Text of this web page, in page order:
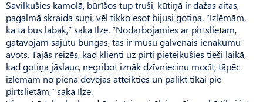
Savilkušies kamolā, būrīšos tup truši, kūtiņā ir dažas aitas,
pagalmā skraida suņi, vēl tikko esot bijusi gotiņa. “Izlēmām,
ka tā būs labāk,” saka Ilze. “Nodarbo­ja­mies ar pirtslietām,
gatavojam sajūtu bungas, tas ir mūsu galvenais ienākumu
avots. Tajās reizēs, kad klienti uz pirti pieteikušies tieši laikā,
kad gotiņa jāslauc, negribot iznāk dzīvnieciņu mocīt, tāpēc
izlēmām no piena devējas atteikties un palikt tikai pie
pirtslietām,” saka Ilze.